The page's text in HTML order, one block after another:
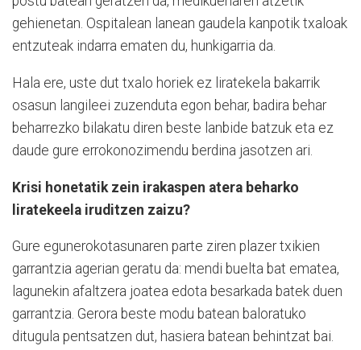
gehienetan. Ospitalean lanean gaudela kanpotik txaloak
entzuteak indarra ematen du, hunkigarria da.
Hala ere, uste dut txalo horiek ez liratekela bakarrik
osasun langileei zuzenduta egon behar, badira behar
beharrezko bilakatu diren beste lanbide batzuk eta ez
daude gure errokonozimendu berdina jasotzen ari.
Krisi honetatik zein irakaspen atera beharko
liratekeela iruditzen zaizu?
Gure egunerokotasunaren parte ziren plazer txikien
garrantzia agerian geratu da: mendi buelta bat ematea,
lagunekin afaltzera joatea edota besarkada batek duen
garrantzia. Gerora beste modu batean baloratuko
ditugula pentsatzen dut, hasiera batean behintzat bai.